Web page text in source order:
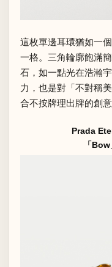
這枚單邊耳環猶如一
一格。三角輪廓飽滿
石，如一點光在浩瀚
力，也是對「不對稱
合不按牌理出牌的創
Prada
「